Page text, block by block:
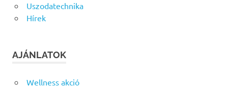
Uszodatechnika
Hírek
AJÁNLATOK
Wellness akció